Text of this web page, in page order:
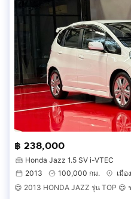
฿ 238,000
Honda Jazz 1.5 SV i-VTEC
2013
100,000 กม.
เมื